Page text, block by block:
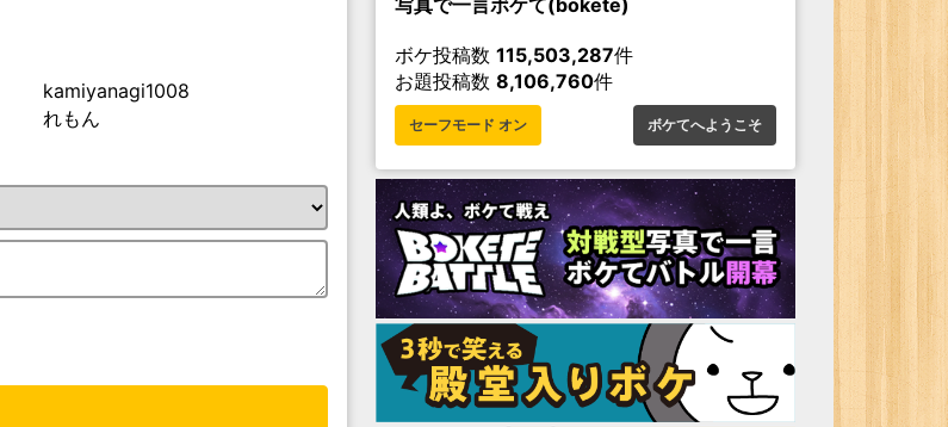
kamiyanagi1008
れもん
写真で一言ボケて(bokete)
ボケ投稿数 115,503,287件
お題投稿数 8,106,760件
セーフモード オン ボケてへようこそ